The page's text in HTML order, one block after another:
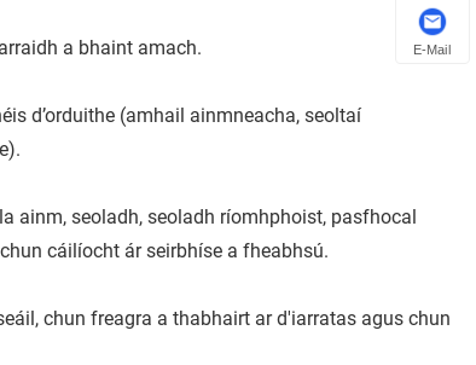
a bhaint amach.
d’orduithe (amhail ainmneacha, seoltaí
ainm, seoladh, seoladh ríomhphoist, pasfhocal
cáilíocht ár seirbhíse a fheabhsú.
chun freagra a thabhairt ar d'iarratas agus chun
E-Mail